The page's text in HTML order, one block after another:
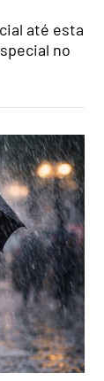
até esta
no